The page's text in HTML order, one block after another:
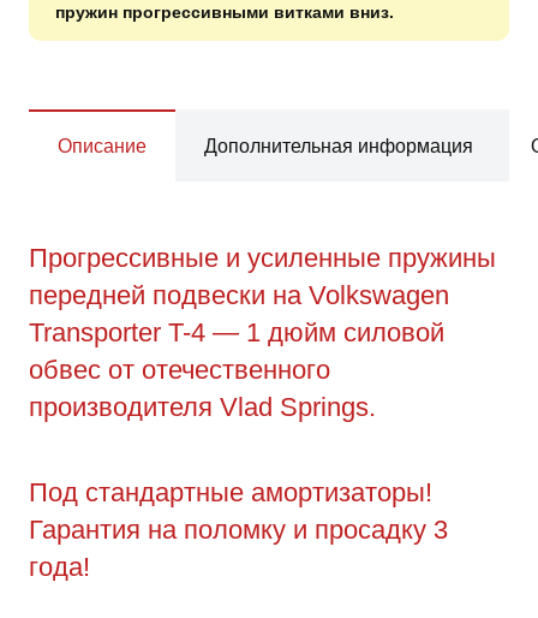
пружин прогрессивными витками вниз.
Описание Дополнительная информация
Прогрессивные и усиленные пружины
передней подвески на Volkswagen
Transporter T-4 — 1 дюйм силовой
обвес от отечественного
производителя Vlad Springs.
Под стандартные амортизаторы!
Гарантия на поломку и просадку 3
года!